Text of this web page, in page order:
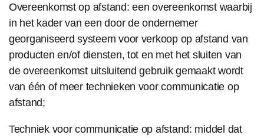
Overeenkomst op afstand: een overeenkomst waarbij
in het kader van een door de ondernemer
georganiseerd systeem voor verkoop op afstand van
producten en/of diensten, tot en met het sluiten van
de overeenkomst uitsluitend gebruik gemaakt wordt
van één of meer technieken voor communicatie op
afstand;
Techniek voor communicatie op afstand: middel dat